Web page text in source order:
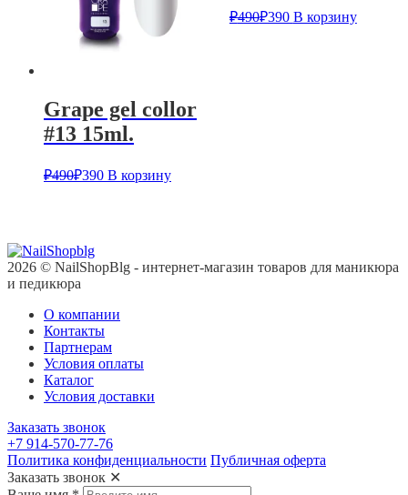
Grape gel collor
#13 15ml.
₽490₽390 В корзину
₽490₽390 В корзину
2026 © NailShopBlg - интернет-магазин товаров для маникюра
и педикюра
О компании
Контакты
Партнерам
Условия оплаты
Каталог
Условия доставки
Заказать звонок
+7 914-570-77-76
Политика конфиденциальности Публичная оферта
Заказать звонок ✕